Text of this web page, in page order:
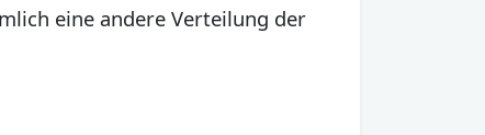
eine andere Verteilung der